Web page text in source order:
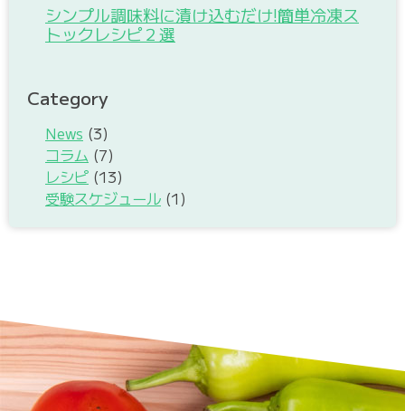
シンプル調味料に漬け込むだけ!簡単冷凍ス
トックレシピ２選
Category
News (3)
コラム (7)
レシピ (13)
受験スケジュール (1)